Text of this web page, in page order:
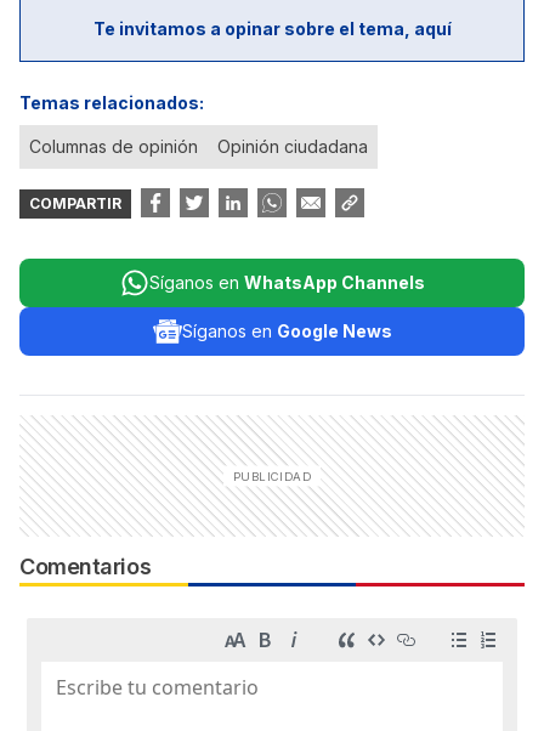
Te invitamos a opinar sobre el tema, aquí
Temas relacionados:
Columnas de opinión Opinión ciudadana
COMPARTIR
Síganos en WhatsApp Channels
Síganos en Google News
Comentarios